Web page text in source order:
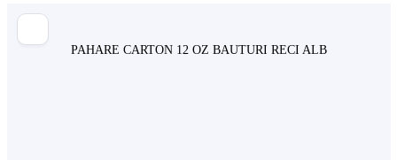
PAHARE CARTON 12 OZ BAUTURI RECI ALB